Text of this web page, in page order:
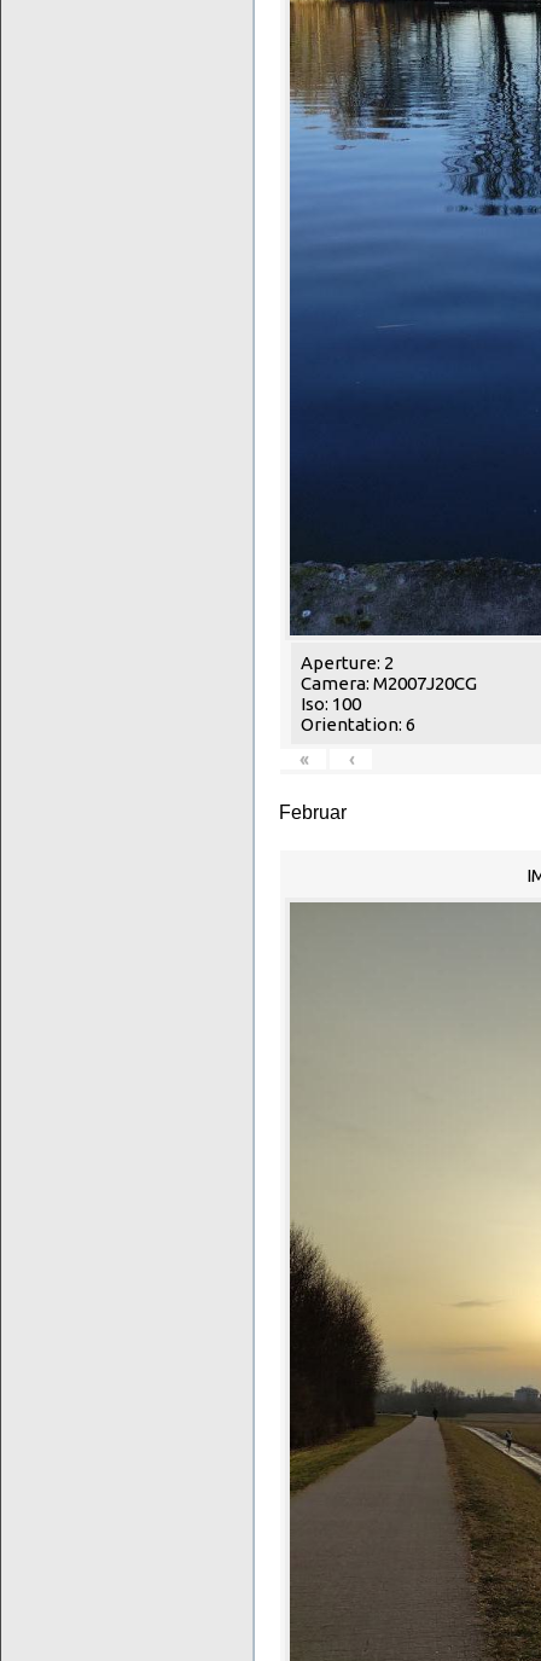
Aperture: 2
Camera: M2007J20CG
Iso: 100
Orientation: 6
«
‹
Februar